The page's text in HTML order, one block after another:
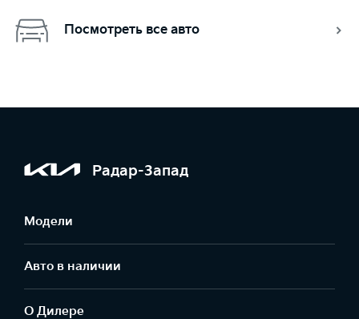
Посмотреть все авто
Радар-Запад
Модели
Авто в наличии
О Дилере